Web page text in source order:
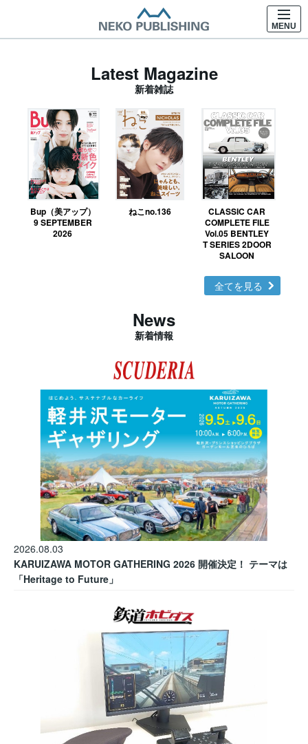
MENU
Latest Magazine
新着雑誌
Bup（美アップ）
9 SEPTEMBER
2026
ねこno.136
CLASSIC CAR
COMPLETE FILE
Vol.05 BENTLEY
T SERIES 2DOOR
SALOON
全てを見る
News
新着情報
2026.08.03
KARUIZAWA MOTOR GATHERING 2026 開催決定！ テーマは
「Heritage to Future」